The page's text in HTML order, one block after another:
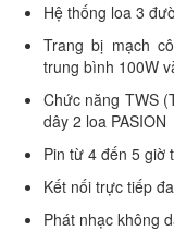
Hệ thống loa 3
Trang bị mạch
trung bình 100W
Chức năng TWS
dây 2 loa PASION
Pin từ 4 đến 5 giờ
Kết nối trực tiếp
Phát nhạc không